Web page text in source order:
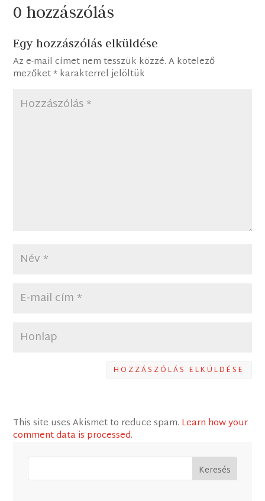
0 hozzászólás
Egy hozzászólás elküldése
Az e-mail címet nem tesszük közzé. A kötelező
mezőket*karakterrel jelöltük
HOZZÁSZÓLÁS ELKÜLDÉSE
This site uses Akismet to reduce spam. Learn how your
comment data is processed.